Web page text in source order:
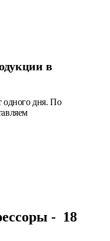
в
одного дня. По
- 18